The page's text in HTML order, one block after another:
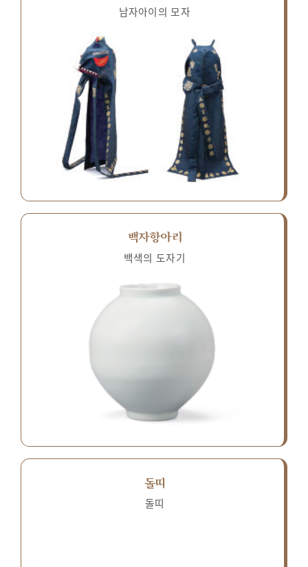
남자아이의 모자
백자항아리
백색의 도자기
돌띠
돌띠